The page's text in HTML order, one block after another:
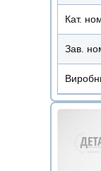
Кат.
Зав.